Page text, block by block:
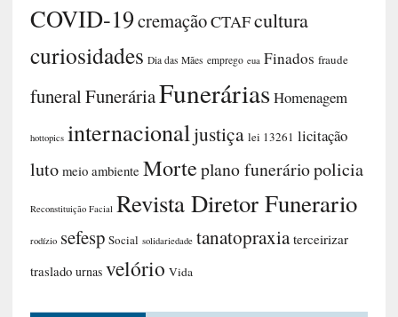
COVID-19cremaçãoCTAFcultura
curiosidades Dia das Mães emprego eua Finados fraude
funeralFuneráriaFuneráriasHomenagem
hottopics internacionaljustiça lei 13261 licitação
luto meio ambiente Morteplano funeráriopolicia
Reconstituição Facial Revista Diretor Funerario
rodízio sefesp Social solidariedade tanatopraxia terceirizar
traslado urnas velório Vida